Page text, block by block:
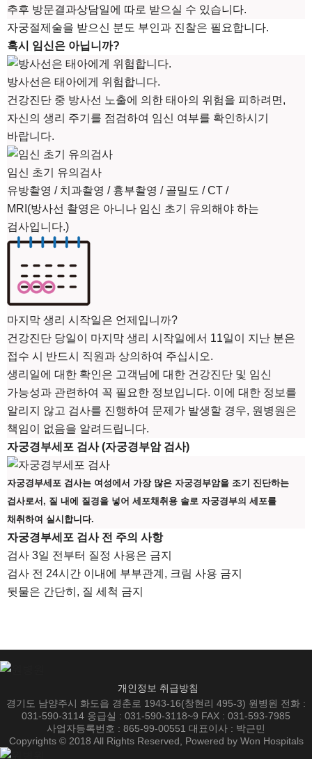
추후 방문결과상담일에 따로 받으실 수 있습니다.
자궁절제술을 받으신 분도 부인과 진찰은 필요합니다.
혹시 임신은 아닙니까?
방사선은 태아에게 위험합니다.
건강진단 중 방사선 노출에 의한 태아의 위험을 피하려면,
자신의 생리 주기를 점검하여 임신 여부를 확인하시기
바랍니다.
임신 초기 유의검사
유방촬영 / 치과촬영 / 흉부촬영 / 골밀도 / CT /
MRI(방사선 촬영은 아니나 임신 초기 유의해야 하는
검사입니다.)
마지막 생리 시작일은 언제입니까?
건강진단 당일이 마지막 생리 시작일에서 11일이 지난 분은
접수 시 반드시 직원과 상의하여 주십시오.
생리일에 대한 확인은 고객님에 대한 건강진단 및 임신
가능성과 관련하여 꼭 필요한 정보입니다. 이에 대한 정보를
알리지 않고 검사를 진행하여 문제가 발생할 경우, 원병원은
책임이 없음을 알려드립니다.
자궁경부세포 검사 (자궁경부암 검사)
자궁경부세포 검사는 여성에서 가장 많은 자궁경부암을 조기 진단하는
검사로서, 질 내에 질경을 넣어 세포채취용 솔로 자궁경부의 세포를
채취하여 실시합니다.
자궁경부세포 검사 전 주의 사항
검사 3일 전부터 질정 사용은 금지
검사 전 24시간 이내에 부부관계, 크림 사용 금지
뒷물은 간단히, 질 세척 금지
개인정보 취급방침
경기도 남양주시 화도읍 경춘로 1943-16(창현리 495-3) 원병원 전화 :
031-590-3114 응급실 : 031-590-3118~9 FAX : 031-593-7985
사업자등록번호 : 865-99-00551 대표이사 : 박근민
Copyrights © 2018 All Rights Reserved, Powered by Won Hospitals